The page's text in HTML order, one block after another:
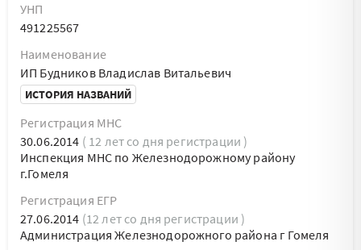
УНП
491225567
Наименование
ИП Будников Владислав Витальевич
ИСТОРИЯ НАЗВАНИЙ
Регистрация МНС
30.06.2014 ( 12 лет со дня регистрации )
Инспекция МНС по Железнодорожному району
г.Гомеля
Регистрация ЕГР
27.06.2014 (12 лет со дня регистрации )
Администрация Железнодорожного района г Гомеля